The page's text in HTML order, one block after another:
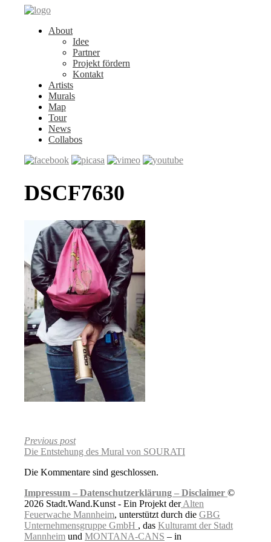
About
Idee
Partner
Projekt fördern
Kontakt
Artists
Murals
Map
Tour
News
Collabos
DSCF7630
Previous post
Die Entstehung des Mural von SOURATI
Die Kommentare sind geschlossen.
Impressum – Datenschutzerklärung – Disclaimer ©
2026 Stadt.Wand.Kunst - Ein Projekt derAlten
Feuerwache Mannheim, unterstützt durch die GBG
Unternehmensgruppe GmbH , das Kulturamt der Stadt
Mannheim und MONTANA-CANS – in